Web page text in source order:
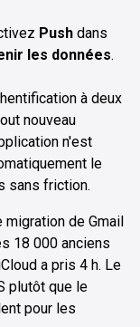
Push dans
les données.
à deux
nouveau
n'est
le
sans friction.
migration de Gmail
18 000 anciens
a pris 4 h. Le
plutôt que le
pour les